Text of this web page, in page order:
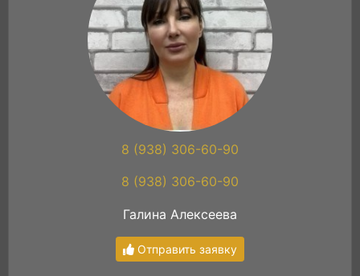
8 (938) 306-60-90
8 (938) 306-60-90
Галина Алексеева
Отправить заявку